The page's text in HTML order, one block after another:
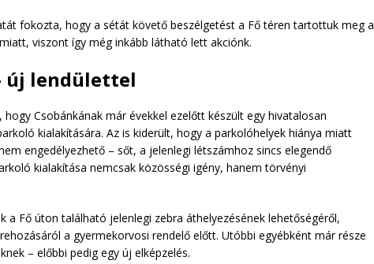
fokozta, hogy a sétát követő beszélgetést a Fő téren tartottuk meg a
viszont így még inkább látható lett akciónk.
új lendülettel
Csobánkának már évekkel ezelőtt készült egy hivatalosan
kialakítására. Az is kiderült, hogy a parkolóhelyek hiánya miatt
engedélyezhető – sőt, a jelenlegi létszámhoz sincs elegendő
kialakítása nemcsak közösségi igény, hanem törvényi
a Fő úton található jelenlegi zebra áthelyezésének lehetőségéről,
a gyermekorvosi rendelő előtt. Utóbbi egyébként már része
– előbbi pedig egy új elképzelés.